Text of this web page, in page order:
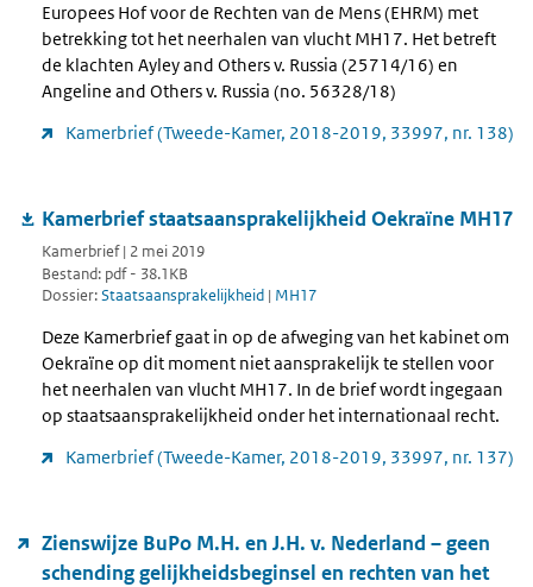
Europees Hof voor de Rechten van de Mens (EHRM) met
betrekking tot het neerhalen van vlucht MH17. Het betreft
de klachten Ayley and Others v. Russia (25714/16) en
Angeline and Others v. Russia (no. 56328/18)
Kamerbrief (Tweede-Kamer, 2018-2019, 33997, nr. 138)
Kamerbrief staatsaansprakelijkheid Oekraïne MH17
Kamerbrief | 2 mei 2019
Bestand: pdf - 38.1KB
Dossier:Staatsaansprakelijkheid | MH17
Deze Kamerbrief gaat in op de afweging van het kabinet om
Oekraïne op dit moment niet aansprakelijk te stellen voor
het neerhalen van vlucht MH17. In de brief wordt ingegaan
op staatsaansprakelijkheid onder het internationaal recht.
Kamerbrief (Tweede-Kamer, 2018-2019, 33997, nr. 137)
Zienswijze BuPo M.H. en J.H. v. Nederland – geen
schending gelijkheidsbeginsel en rechten van het